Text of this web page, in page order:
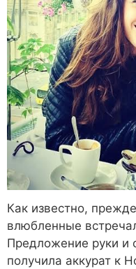
Как известно,
влюбленные
Предложение руки и
получила аккурат к